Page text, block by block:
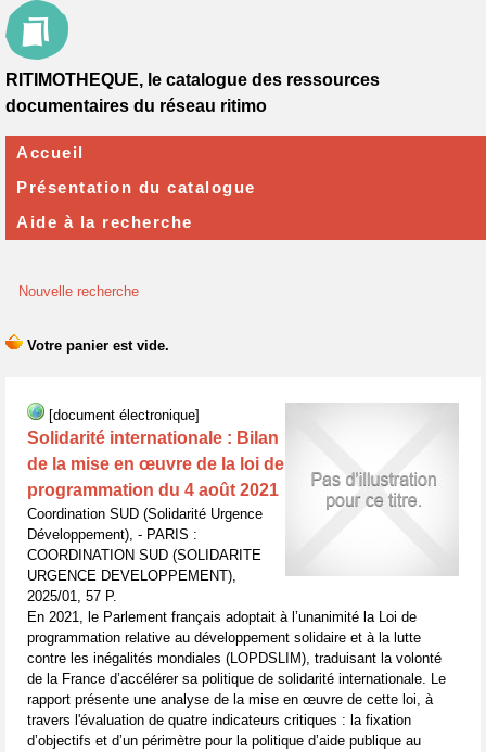
Nouvelle recherche
[document électronique]
Solidarité internationale : Bilan
de la mise en œuvre de la loi de
programmation du 4 août 2021
Coordination SUD (Solidarité Urgence
Développement), - PARIS :
COORDINATION SUD (SOLIDARITE
URGENCE DEVELOPPEMENT),
2025/01, 57 P.
En 2021, le Parlement français adoptait à l’unanimité la Loi de
programmation relative au développement solidaire et à la lutte
contre les inégalités mondiales (LOPDSLIM), traduisant la volonté
de la France d’accélérer sa politique de solidarité internationale. Le
rapport présente une analyse de la mise en œuvre de cette loi, à
travers l'évaluation de quatre indicateurs critiques : la fixation
d’objectifs et d’un périmètre pour la politique d’aide publique au
RITIMOTHEQUE, le catalogue des ressources
documentaires du réseau ritimo
Accueil
Présentation du catalogue
Aide à la recherche